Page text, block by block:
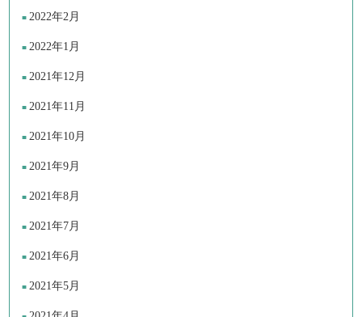
2022年2月
2022年1月
2021年12月
2021年11月
2021年10月
2021年9月
2021年8月
2021年7月
2021年6月
2021年5月